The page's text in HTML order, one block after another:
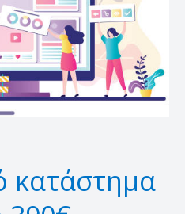
κατάστημα